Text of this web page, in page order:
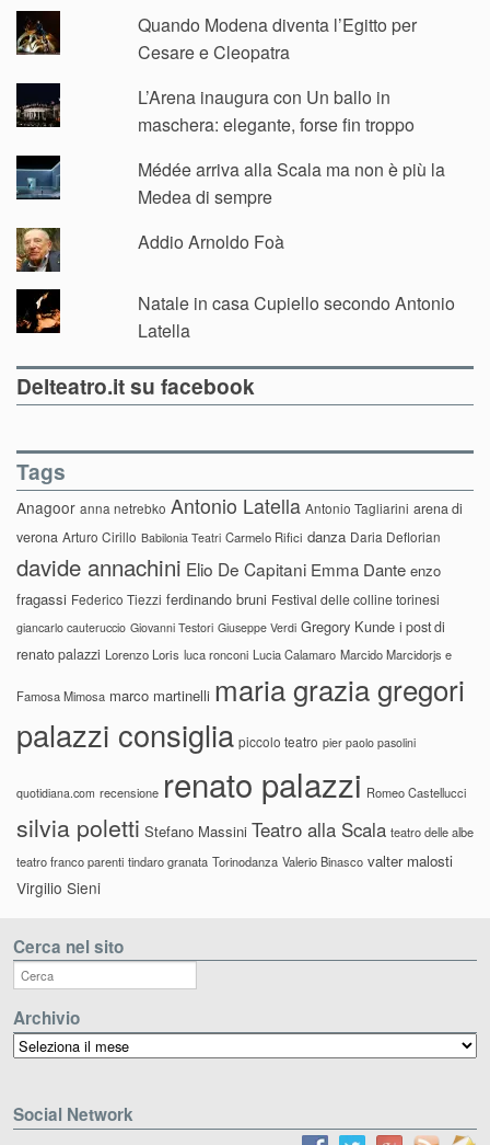
Quando Modena diventa l’Egitto per
Cesare e Cleopatra
L’Arena inaugura con Un ballo in
maschera: elegante, forse fin troppo
Médée arriva alla Scala ma non è più la
Medea di sempre
Addio Arnoldo Foà
Natale in casa Cupiello secondo Antonio
Latella
Delteatro.it su facebook
Tags
Anagoor anna netrebko Antonio Latella Antonio Tagliarini arena di
verona Arturo Cirillo Babilonia Teatri Carmelo Rifici danza Daria Deflorian
davide annachini Elio De Capitani Emma Dante enzo
fragassi Federico Tiezzi ferdinando bruni Festival delle colline torinesi
giancarlo cauteruccio Giovanni Testori Giuseppe Verdi Gregory Kunde i post di
renato palazzi Lorenzo Loris luca ronconi Lucia Calamaro Marcido Marcidorjs e
Famosa Mimosa marco martinelli maria grazia gregori
palazzi consiglia piccolo teatro pier paolo pasolini
quotidiana.com recensione renato palazzi Romeo Castellucci
silvia poletti Stefano Massini Teatro alla Scala teatro delle albe
teatro franco parenti tindaro granata Torinodanza Valerio Binasco valter malosti
Virgilio Sieni
Cerca nel sito
Archivio
Archivio
Social Network